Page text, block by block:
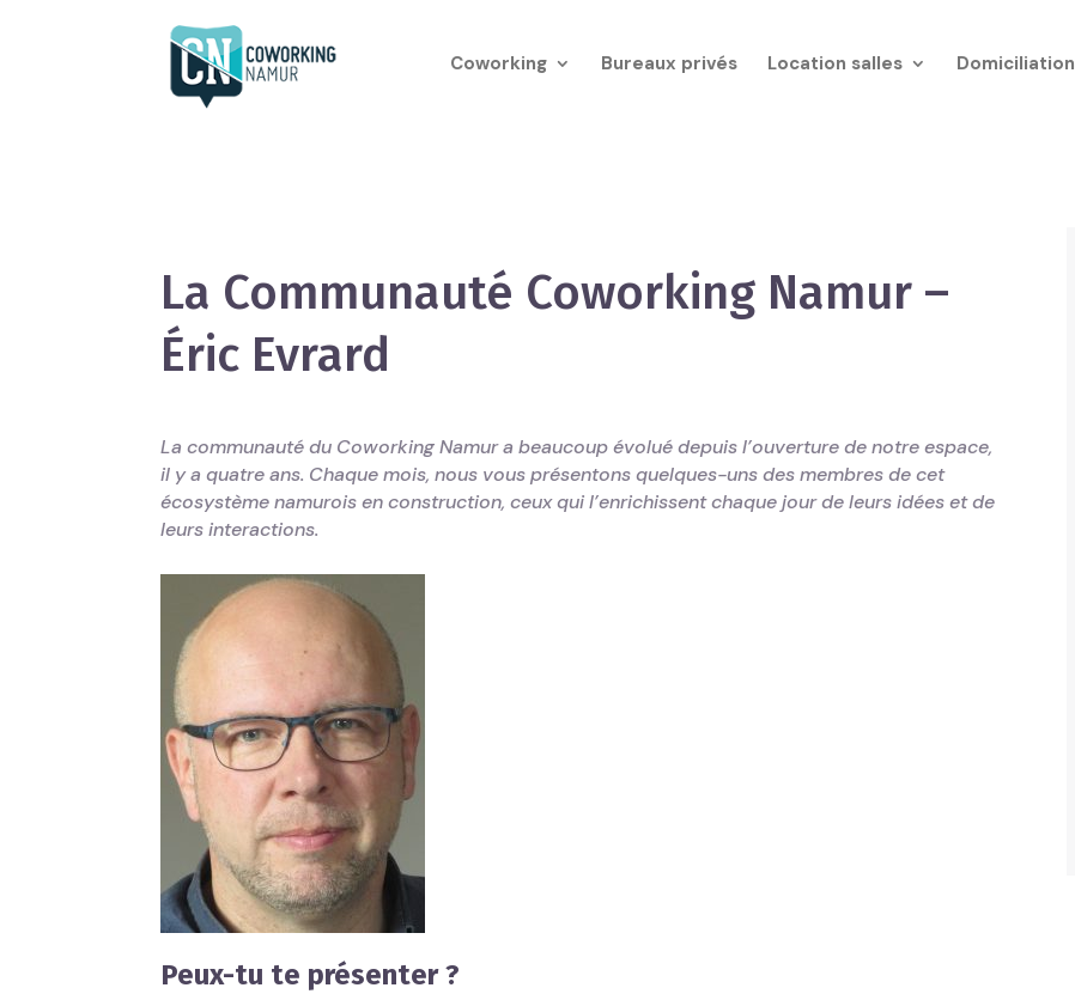
Coworking Bureaux privés Location salles Domiciliation
La Communauté Coworking Namur –
Éric Evrard
La communauté du Coworking Namur a beaucoup évolué depuis l’ouverture de notre espace,
il y a quatre ans. Chaque mois, nous vous présentons quelques-uns des membres de cet
écosystème namurois en construction, ceux qui l’enrichissent chaque jour de leurs idées et de
leurs interactions.
Peux-tu te présenter ?